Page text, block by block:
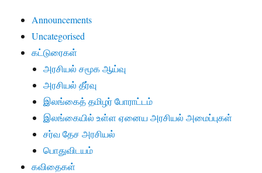
Announcements
Uncategorised
கட்டுரைகள்
அரசியல் சமூக ஆய்வு
அரசியல் தீர்வு
இலங்கைத் தமிழர் போராட்டம்
இலங்கையில் உள்ள ஏனைய அரசியல் அமைப்புகள்
சர்வ தேச அரசியல்
பொதுவிடயம்
கவிதைகள்